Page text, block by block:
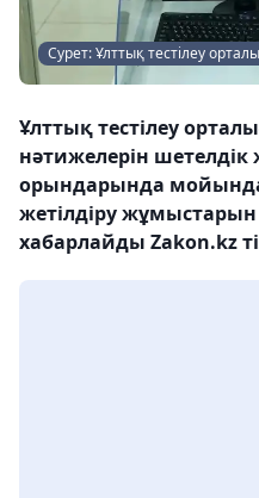
Сурет: Ұлттық тестілеу
Ұлттық тестілеу
нәтижелерін
орындарында
жетілдіру жұмыстарын
хабарлайды Zakon.kz